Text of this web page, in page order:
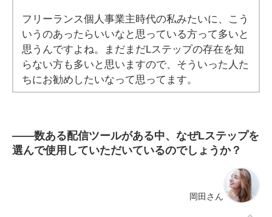
フリーランス個人事業主時代の私みたいに、こう
いうのあったらいいなと思っている方って多いと
思うんですよね。まだまだLステップの存在を知
らない方も多いと思いますので、そういった人た
ちにお勧めしたいなって思ってます。
――数ある配信ツールがある中、なぜLステップを
選んで使用していただいているのでしょうか？
岡田さん